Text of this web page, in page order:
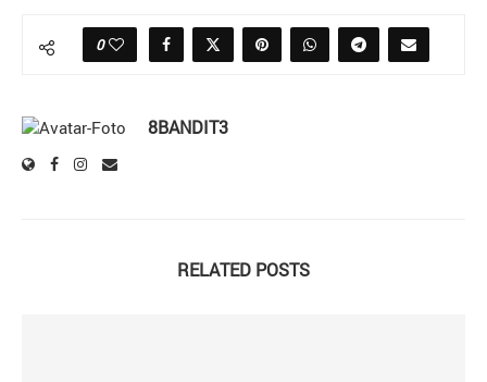
0
8BANDIT3
RELATED POSTS